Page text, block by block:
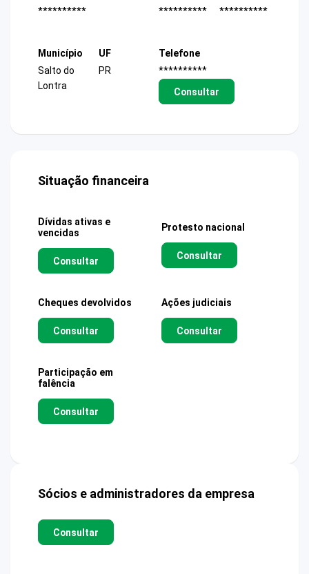
**********
**********
**********
Município
Salto do
Lontra
UF
PR
Telefone
**********
Consultar
Situação financeira
Dívidas ativas e
vencidas
Consultar
Protesto nacional
Consultar
Cheques devolvidos
Consultar
Ações judiciais
Consultar
Participação em
falência
Consultar
Sócios e administradores da empresa
Consultar